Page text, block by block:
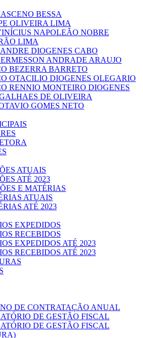
BESSA
OLIVEIRA LIMA
NAPOLEÃO NOBRE
LIMA
DIOGENES CABO
ANDRADE ARAUJO
BEZERRA BARRETO
OTACILIO DIOGENES OLEGARIO
RENNIO MONTEIRO DIOGENES
DE OLIVEIRA
GOMES NETO
ATUAIS
ATÉ 2023
E MATÉRIAS
ATUAIS
ATÉ 2023
EXPEDIDOS
RECEBIDOS
EXPEDIDOS ATÉ 2023
RECEBIDOS ATÉ 2023
DE CONTRATAÇÃO ANUAL
DE GESTÃO FISCAL
DE GESTÃO FISCAL